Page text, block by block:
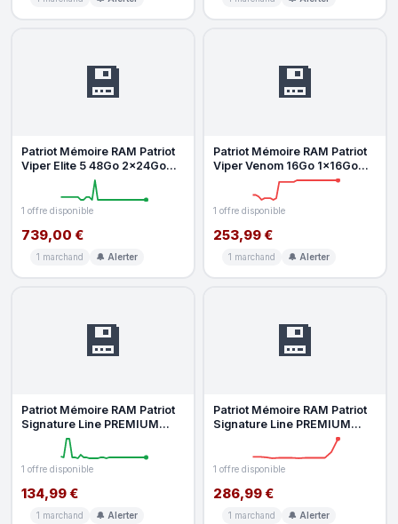
💾
Patriot Mémoire RAM Patriot
Viper Elite 5 48Go 2x24Go
DDR5 7000MHz CL32 RGB
1 offre disponible
739,00 €
1 marchand 🔔 Alerter
💾
Patriot Mémoire RAM Patriot
Viper Venom 16Go 1x16Go
DDR5 6000MHz CL30 AMD
EXPO M
1 offre disponible
253,99 €
1 marchand 🔔 Alerter
💾
Patriot Mémoire RAM Patriot
Signature Line PREMIUM
16Go 1x16Go DDR4 3200MHz
1 offre disponible
134,99 €
1 marchand 🔔 Alerter
💾
Patriot Mémoire RAM Patriot
Signature Line PREMIUM
1 offre disponible
286,99 €
1 marchand 🔔 Alerter